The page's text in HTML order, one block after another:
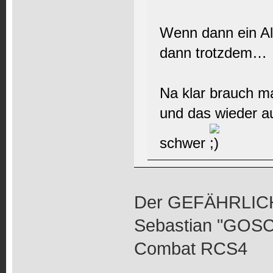
Wenn dann ein
dann trotzdem…
Na klar brauch
und das wieder
schwer
Der
Sebastian
Combat RCS4